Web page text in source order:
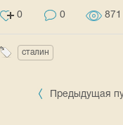
0 0 871
сталин
Предыдущая